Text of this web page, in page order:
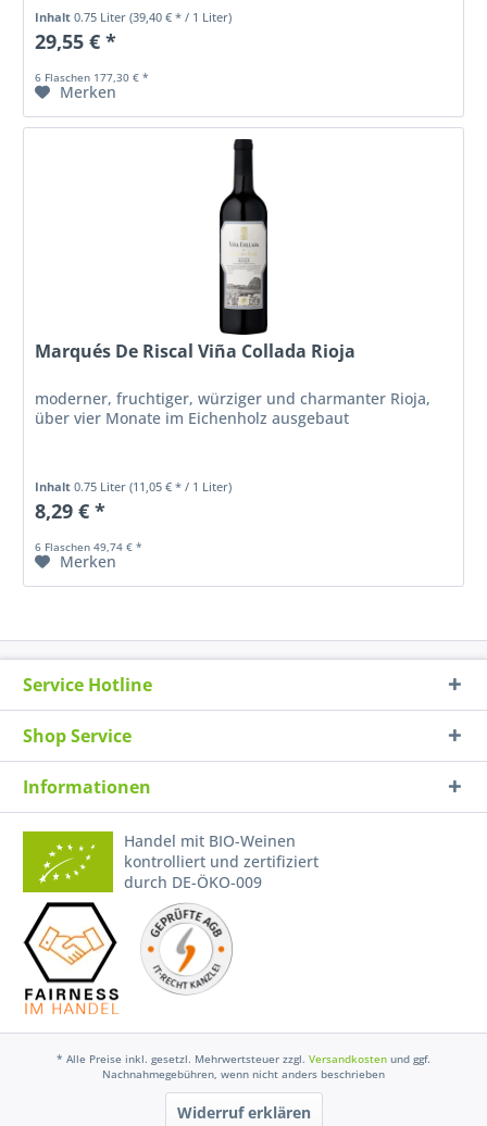
Inhalt0.75 Liter(39,40 € * / 1 Liter)
29,55 € *
6 Flaschen 177,30 € *
Merken
Marqués De Riscal Viña Collada Rioja
moderner, fruchtiger, würziger und charmanter Rioja,
über vier Monate im Eichenholz ausgebaut
Inhalt0.75 Liter(11,05 € * / 1 Liter)
8,29 € *
6 Flaschen 49,74 € *
Merken
Service Hotline
Shop Service
Informationen
Handel mit BIO-Weinen
kontrolliert und zertifiziert
durch DE-ÖKO-009
* Alle Preise inkl. gesetzl. Mehrwertsteuer zzgl. Versandkosten und ggf.
Nachnahmegebühren, wenn nicht anders beschrieben
Widerruf erklären